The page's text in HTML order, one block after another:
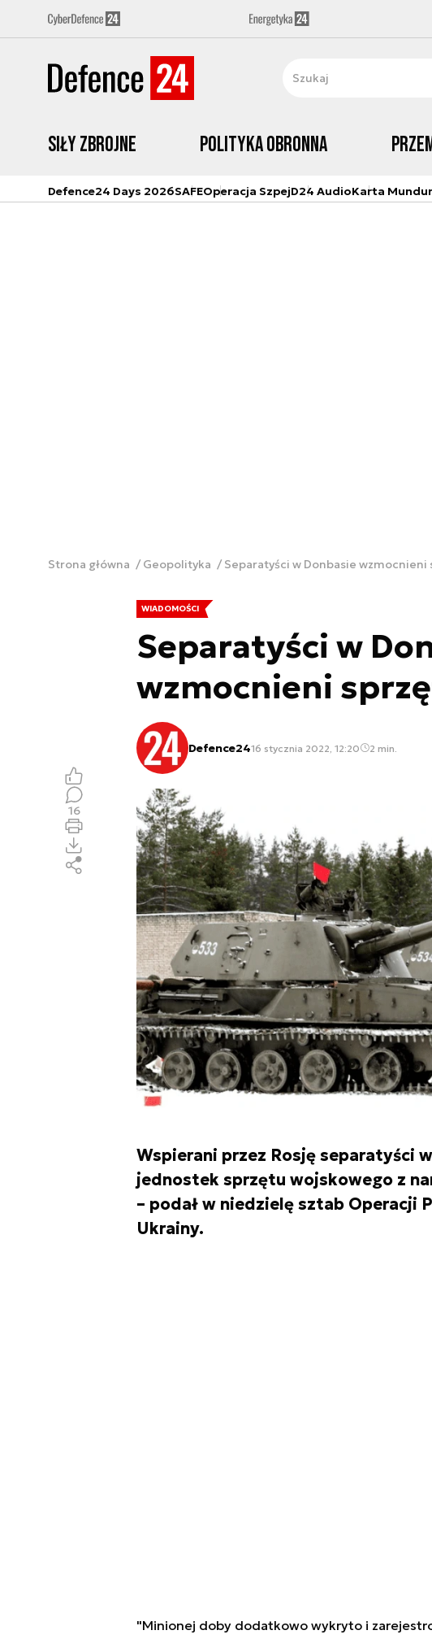
Siły zbrojne Polityka obronna
Defence24 Days 2026SAFEOperacja SzpejD24 AudioKarta
Strona główna Geopolityka Separatyści w Donbasie
WIADOMOŚCI
Separatyści w
wzmocnieni
Defence2416 stycznia 2022, 12:20 2 min.
Wspierani przez Rosję separatyści
jednostek sprzętu wojskowego z
– podał w niedzielę sztab Operacji
Ukrainy.
16
"Minionej doby dodatkowo wykryto i